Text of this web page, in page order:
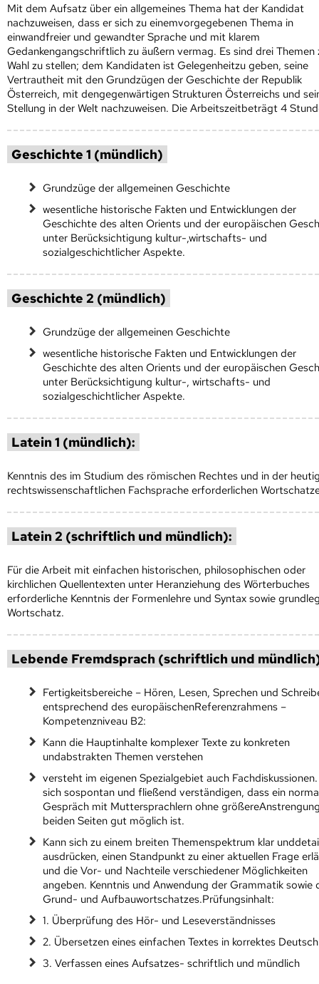
Mit dem Aufsatz über ein allgemeines Thema hat der Kandidat
nachzuweisen, dass er sich zu einemvorgegebenen Thema in
einwandfreier und gewandter Sprache und mit klarem
Gedankengangschriftlich zu äußern vermag. Es sind drei Themen
Wahl zu stellen; dem Kandidaten ist Gelegenheitzu geben, seine
Vertrautheit mit den Grundzügen der Geschichte der Republik
Österreich, mit dengegenwärtigen Strukturen Österreichs und
Stellung in der Welt nachzuweisen. Die Arbeitszeitbeträgt 4
Geschichte 1 (mündlich)
Grundzüge der allgemeinen Geschichte
wesentliche historische Fakten und Entwicklungen der
Geschichte des alten Orients und der europäischen
unter Berücksichtigung kultur-,wirtschafts- und
sozialgeschichtlicher Aspekte.
Geschichte 2 (mündlich)
Grundzüge der allgemeinen Geschichte
wesentliche historische Fakten und Entwicklungen der
Geschichte des alten Orients und der europäischen
unter Berücksichtigung kultur-, wirtschafts- und
sozialgeschichtlicher Aspekte.
Latein 1 (mündlich):
Kenntnis des im Studium des römischen Rechtes und in der
rechtswissenschaftlichen Fachsprache erforderlichen
Latein 2 (schriftlich und mündlich):
Für die Arbeit mit einfachen historischen, philosophischen oder
kirchlichen Quellentexten unter Heranziehung des Wörterbuches
erforderliche Kenntnis der Formenlehre und Syntax sowie
Wortschatz.
Lebende Fremdsprach (schriftlich und
Fertigkeitsbereiche – Hören, Lesen, Sprechen und
entsprechend des europäischenReferenzrahmens –
Kompetenzniveau B2:
Kann die Hauptinhalte komplexer Texte zu konkreten
undabstrakten Themen verstehen
versteht im eigenen Spezialgebiet auch
sich sospontan und fließend verständigen, dass ein
Gespräch mit Muttersprachlern ohne
beiden Seiten gut möglich ist.
Kann sich zu einem breiten Themenspektrum klar
ausdrücken, einen Standpunkt zu einer aktuellen Frage
und die Vor- und Nachteile verschiedener Möglichkeiten
angeben. Kenntnis und Anwendung der Grammatik sowie
Grund- und Aufbauwortschatzes.Prüfungsinhalt:
1. Überprüfung des Hör- und Leseverständnisses
2. Übersetzen eines einfachen Textes in korrektes Deutsch
3. Verfassen eines Aufsatzes- schriftlich und mündlich